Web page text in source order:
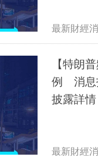
最新財經
【特朗
例 消息
披露詳情
最新財經